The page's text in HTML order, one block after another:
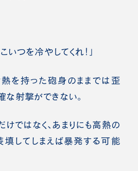
いつを冷やしてくれ！」
を持った砲身のままでは歪
な射撃ができない。
ではなく、あまりにも高熱の
してしまえば暴発する可能